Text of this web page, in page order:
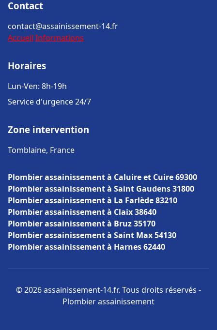
Contact
contact@assainissement-14.fr
Accueil Informations
Horaires
Lun-Ven: 8h-19h
Service d'urgence 24/7
Zone intervention
Tomblaine, France
Plombier assainissement à Caluire et Cuire 69300
Plombier assainissement à Saint Gaudens 31800
Plombier assainissement à La Farlède 83210
Plombier assainissement à Claix 38640
Plombier assainissement à Bruz 35170
Plombier assainissement à Saint Max 54130
Plombier assainissement à Harnes 62440
© 2026 assainissement-14.fr. Tous droits réservés -
Plombier assainissement